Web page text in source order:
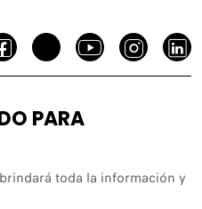
PARA
toda la información y